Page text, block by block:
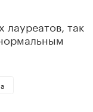
лауреатов, так